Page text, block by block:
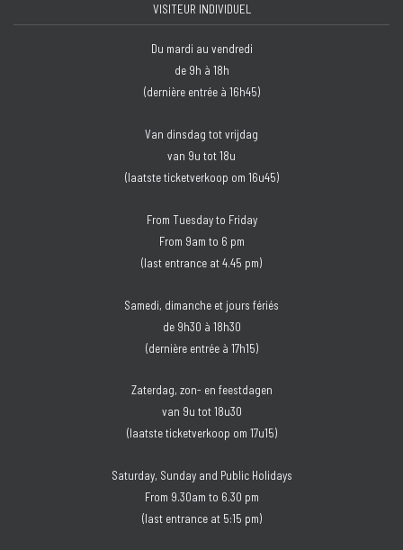
VISITEUR INDIVIDUEL
Du mardi au vendredi
de 9h à 18h
(dernière entrée à 16h45)
Van dinsdag tot vrijdag
van 9u tot 18u
(laatste ticketverkoop om 16u45)
From Tuesday to Friday
From 9am to 6 pm
(last entrance at 4.45 pm)
Samedi, dimanche et jours fériés
de 9h30 à 18h30
(dernière entrée à 17h15)
Zaterdag, zon- en feestdagen
van 9u tot 18u30
(laatste ticketverkoop om 17u15)
Saturday, Sunday and Public Holidays
From 9.30am to 6.30 pm
(last entrance at 5:15 pm)